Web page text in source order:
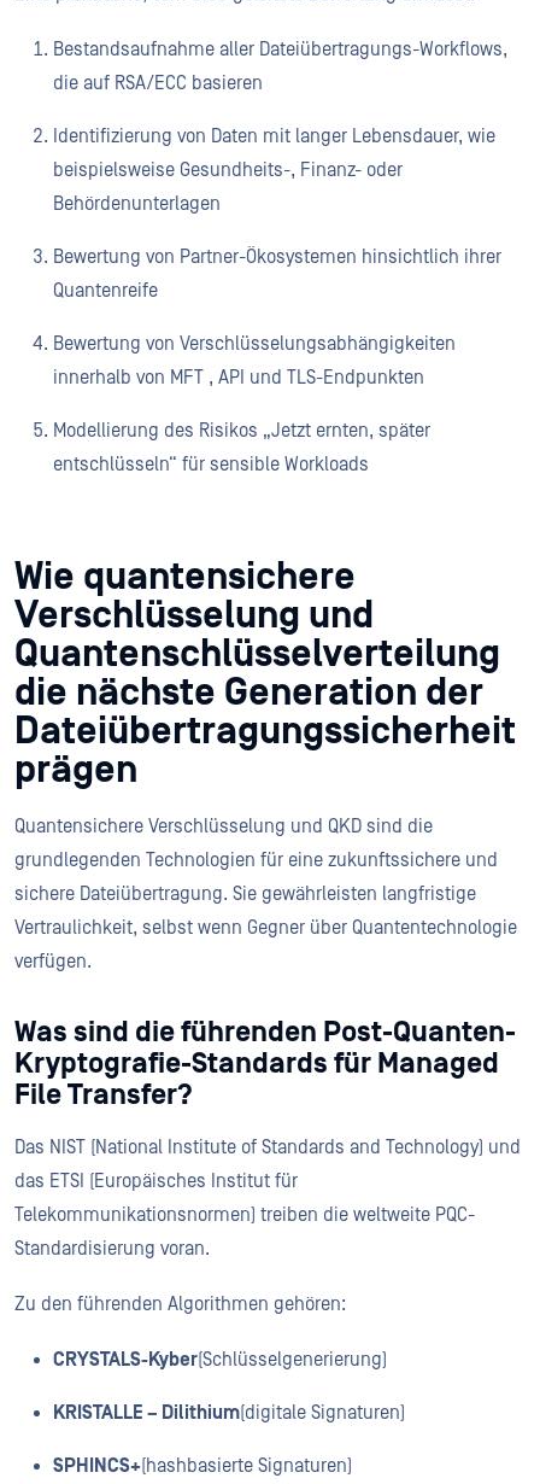
Bestandsaufnahme aller Dateiübertragungs-Workflows,
die auf RSA/ECC basieren
Identifizierung von Daten mit langer Lebensdauer, wie
beispielsweise Gesundheits-, Finanz- oder
Behördenunterlagen
Bewertung von Partner-Ökosystemen hinsichtlich ihrer
Quantenreife
Bewertung von Verschlüsselungsabhängigkeiten
innerhalb von MFT , API und TLS-Endpunkten
Modellierung des Risikos „Jetzt ernten, später
entschlüsseln“ für sensible Workloads
Wie quantensichere
Verschlüsselung und
Quantenschlüsselverteilung
die nächste Generation der
Dateiübertragungssicherheit
prägen
Quantensichere Verschlüsselung und QKD sind die
grundlegenden Technologien für eine zukunftssichere und
sichere Dateiübertragung. Sie gewährleisten langfristige
Vertraulichkeit, selbst wenn Gegner über Quantentechnologie
verfügen.
Was sind die führenden Post-Quanten-
Kryptografie-Standards für Managed
File Transfer?
Das NIST (National Institute of Standards and Technology) und
das ETSI (Europäisches Institut für
Telekommunikationsnormen) treiben die weltweite PQC-
Standardisierung voran.
Zu den führenden Algorithmen gehören:
CRYSTALS-Kyber(Schlüsselgenerierung)
KRISTALLE – Dilithium(digitale Signaturen)
SPHINCS+(hashbasierte Signaturen)